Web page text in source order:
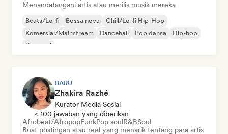
Menandatangani artis atau merilis musik mereka
Beats/Lo-fi Bossa nova
Chill/Lo-fi Hip-Hop
Komersial/Mainstream
Dancehall Pop dansa
Hip-hop
Pop soul
BARU
Zhakira Razhé
Kurator Media Sosial
< 100 jawaban yang diberikan
Afrobeat/AfropopFunkPop soulR&BSoul
Buat postingan atau reel yang menarik tentang para artis